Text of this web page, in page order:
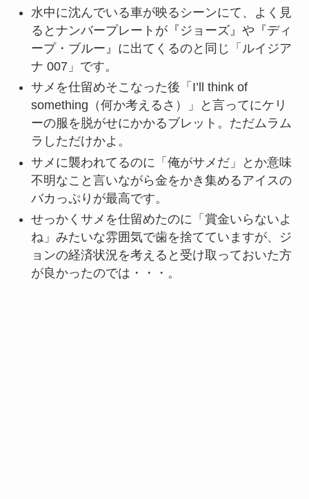
水中に沈んでいる車が映るシーンにて、よく見
るとナンバープレートが『ジョーズ』や『ディ
ープ・ブルー』に出てくるのと同じ「ルイジア
ナ 007」です。
サメを仕留めそこなった後「I’ll think of
something（何か考えるさ）」と言ってにケリ
ーの服を脱がせにかかるブレット。ただムラム
ラしただけかよ。
サメに襲われてるのに「俺がサメだ」とか意味
不明なこと言いながら金をかき集めるアイスの
バカっぷりが最高です。
せっかくサメを仕留めたのに「賞金いらないよ
ね」みたいな雰囲気で歯を捨てていますが、ジ
ョンの経済状況を考えると受け取っておいた方
が良かったのでは・・・。